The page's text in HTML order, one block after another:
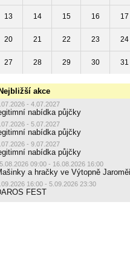
13 14 15 16 17
20 21 22 23 24
27 28 29 30 31
Nejbližší akce
- 4.07.2027
nabídka půjčky
- 5.07.2027
nabídka půjčky
- 9.07.2027
nabídka půjčky
09:00 - 16.08.2026 16:00
a hračky ve Výtopně
16:00 - 5.09.2026 23:30
FEST